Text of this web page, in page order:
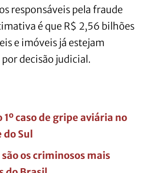
responsáveis pela fraude
é que R$ 2,56 bilhões
e imóveis já estejam
decisão judicial.
caso de gripe aviária no
Sul
os criminosos mais